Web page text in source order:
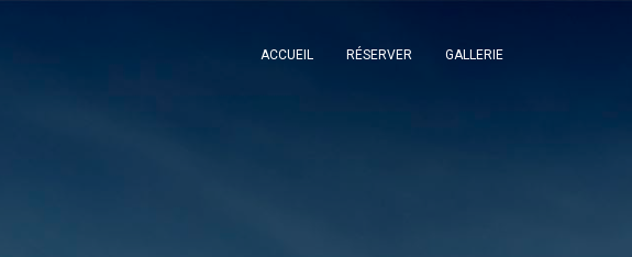
ACCUEIL RÉSERVER GALLERIE